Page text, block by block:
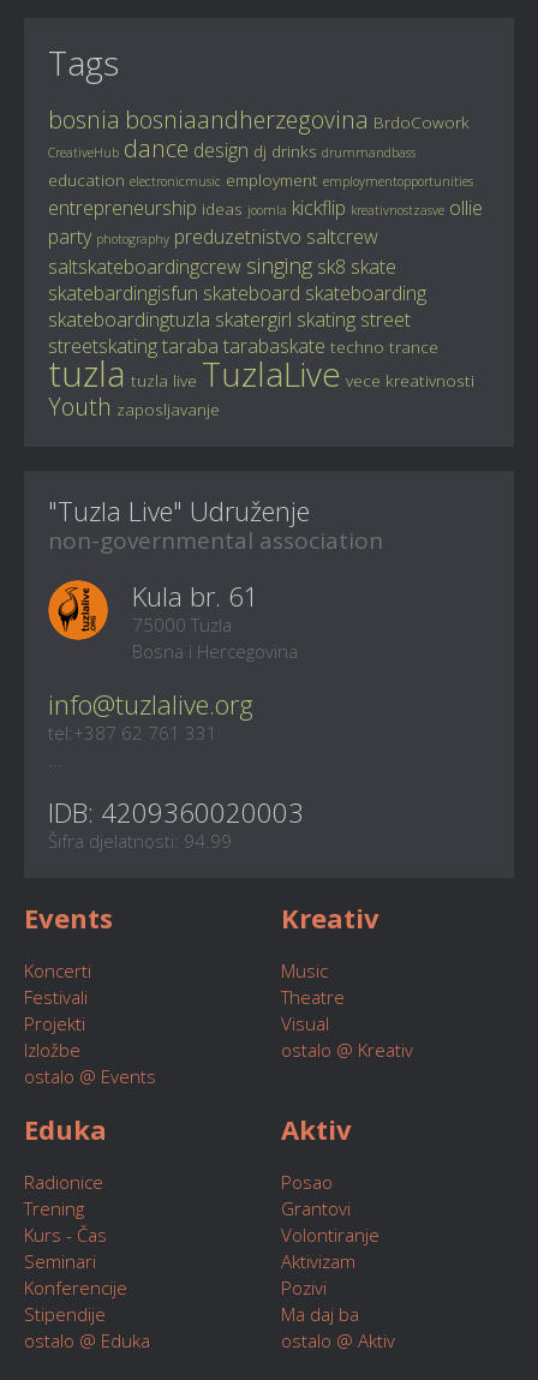
Tags
bosnia bosniaandherzegovina BrdoCowork
CreativeHub dance design dj drinks drummandbass
education electronicmusic employment employmentopportunities
entrepreneurship ideas joomla kickflip kreativnostzasve ollie
party photography preduzetnistvo saltcrew
saltskateboardingcrew singing sk8 skate
skatebardingisfun skateboard skateboarding
skateboardingtuzla skatergirl skating street
streetskatingtaraba tarabaskate techno trance
tuzla tuzla live TuzlaLive vece kreativnosti
Youth zaposljavanje
"Tuzla Live" Udruženje
non-governmental association
Kula br. 61
75000 Tuzla
Bosna i Hercegovina
info@tuzlalive.org
tel:+387 62 761 331
...
IDB: 4209360020003
Šifra djelatnosti: 94.99
Events
Koncerti
Festivali
Projekti
Izložbe
ostalo @ Events
Kreativ
Music
Theatre
Visual
ostalo @ Kreativ
Eduka
Radionice
Trening
Kurs - Čas
Seminari
Konferencije
Stipendije
ostalo @ Eduka
Aktiv
Posao
Grantovi
Volontiranje
Aktivizam
Pozivi
Ma daj ba
ostalo @ Aktiv